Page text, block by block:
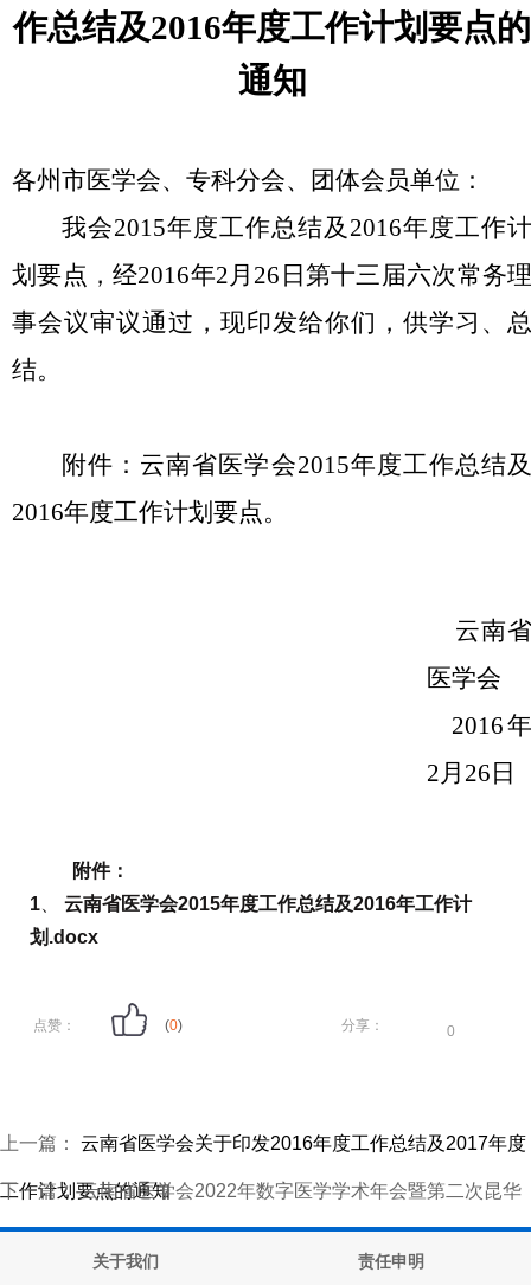
作总结及2016年度工作计划要点的
通知
各州市医学会、专科分会、团体会员单位：
我会2015年度工作总结及2016年度工作
划要点，经2016年2月26日第十三届六次常务
事会议审议通过，现印发给你们，供学习、
结。
附件：云南省医学会2015年度工作总结
2016年度工作计划要点。
云南
医学会
2016
2月26日
附件：
1
云南省医学会2015年度工作总结及2016年工作计
划.docx
点赞： (0) 分享： 0
上一篇： 云南省医学会关于印发2016年度工作总结及2017年度
工作计划要点的通知
下一篇： 云南省医学会2022年数字医学学术年会暨第二次昆华
数字赋能骨科论坛会议纪要
关于我们 责任申明